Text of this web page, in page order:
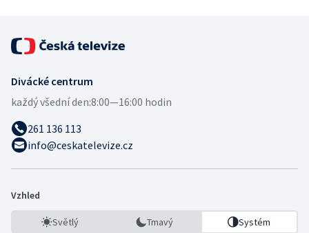
Divácké centrum
každý všední den:8:00—16:00 hodin
261 136 113
info@ceskatelevize.cz
Vzhled
Světlý Tmavý Systém